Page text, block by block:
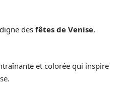
des fêtes de Venise,
et colorée qui inspire